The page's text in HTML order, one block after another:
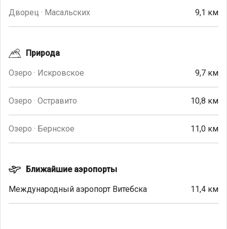
Дворец · Масальских 9,1 км
Природа
Озеро · Искровское 9,7 км
Озеро · Остравито 10,8 км
Озеро · Бернское 11,0 км
Ближайшие аэропорты
Международный аэропорт Витебска 11,4 км